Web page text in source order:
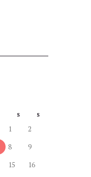
S S
1
2
8
9
15
16